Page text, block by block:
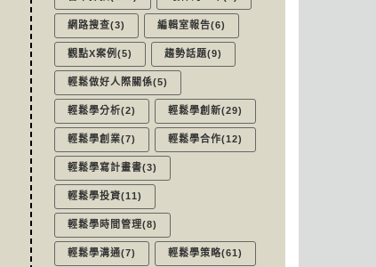
網路搜查(3) 編輯室報告(6)
觀點X案例(5) 趨勢話題(9)
輕鬆做好人際關係(5)
輕鬆學分析(2) 輕鬆學創新(29)
輕鬆學創業(7) 輕鬆學合作(12)
輕鬆學寫計畫書(3)
輕鬆學投資(11)
輕鬆學時間管理(8)
輕鬆學溝通(7) 輕鬆學策略(61)